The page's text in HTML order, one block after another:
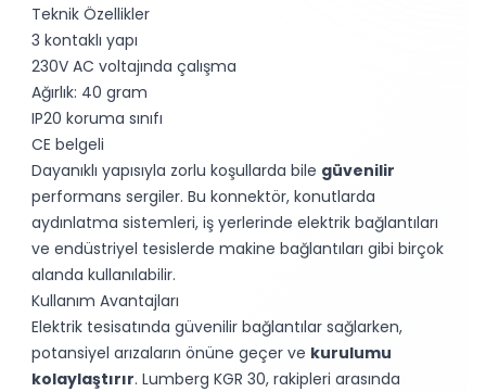
Teknik Özellikler
3 kontaklı yapı
230V AC voltajında çalışma
Ağırlık: 40 gram
IP20 koruma sınıfı
CE belgeli
Dayanıklı yapısıyla zorlu koşullarda bile güvenilir
performans sergiler. Bu konnektör, konutlarda
aydınlatma sistemleri, iş yerlerinde elektrik bağlantıları
ve endüstriyel tesislerde makine bağlantıları gibi birçok
alanda kullanılabilir.
Kullanım Avantajları
Elektrik tesisatında güvenilir bağlantılar sağlarken,
potansiyel arızaların önüne geçer ve kurulumu
kolaylaştırır. Lumberg KGR 30, rakipleri arasında